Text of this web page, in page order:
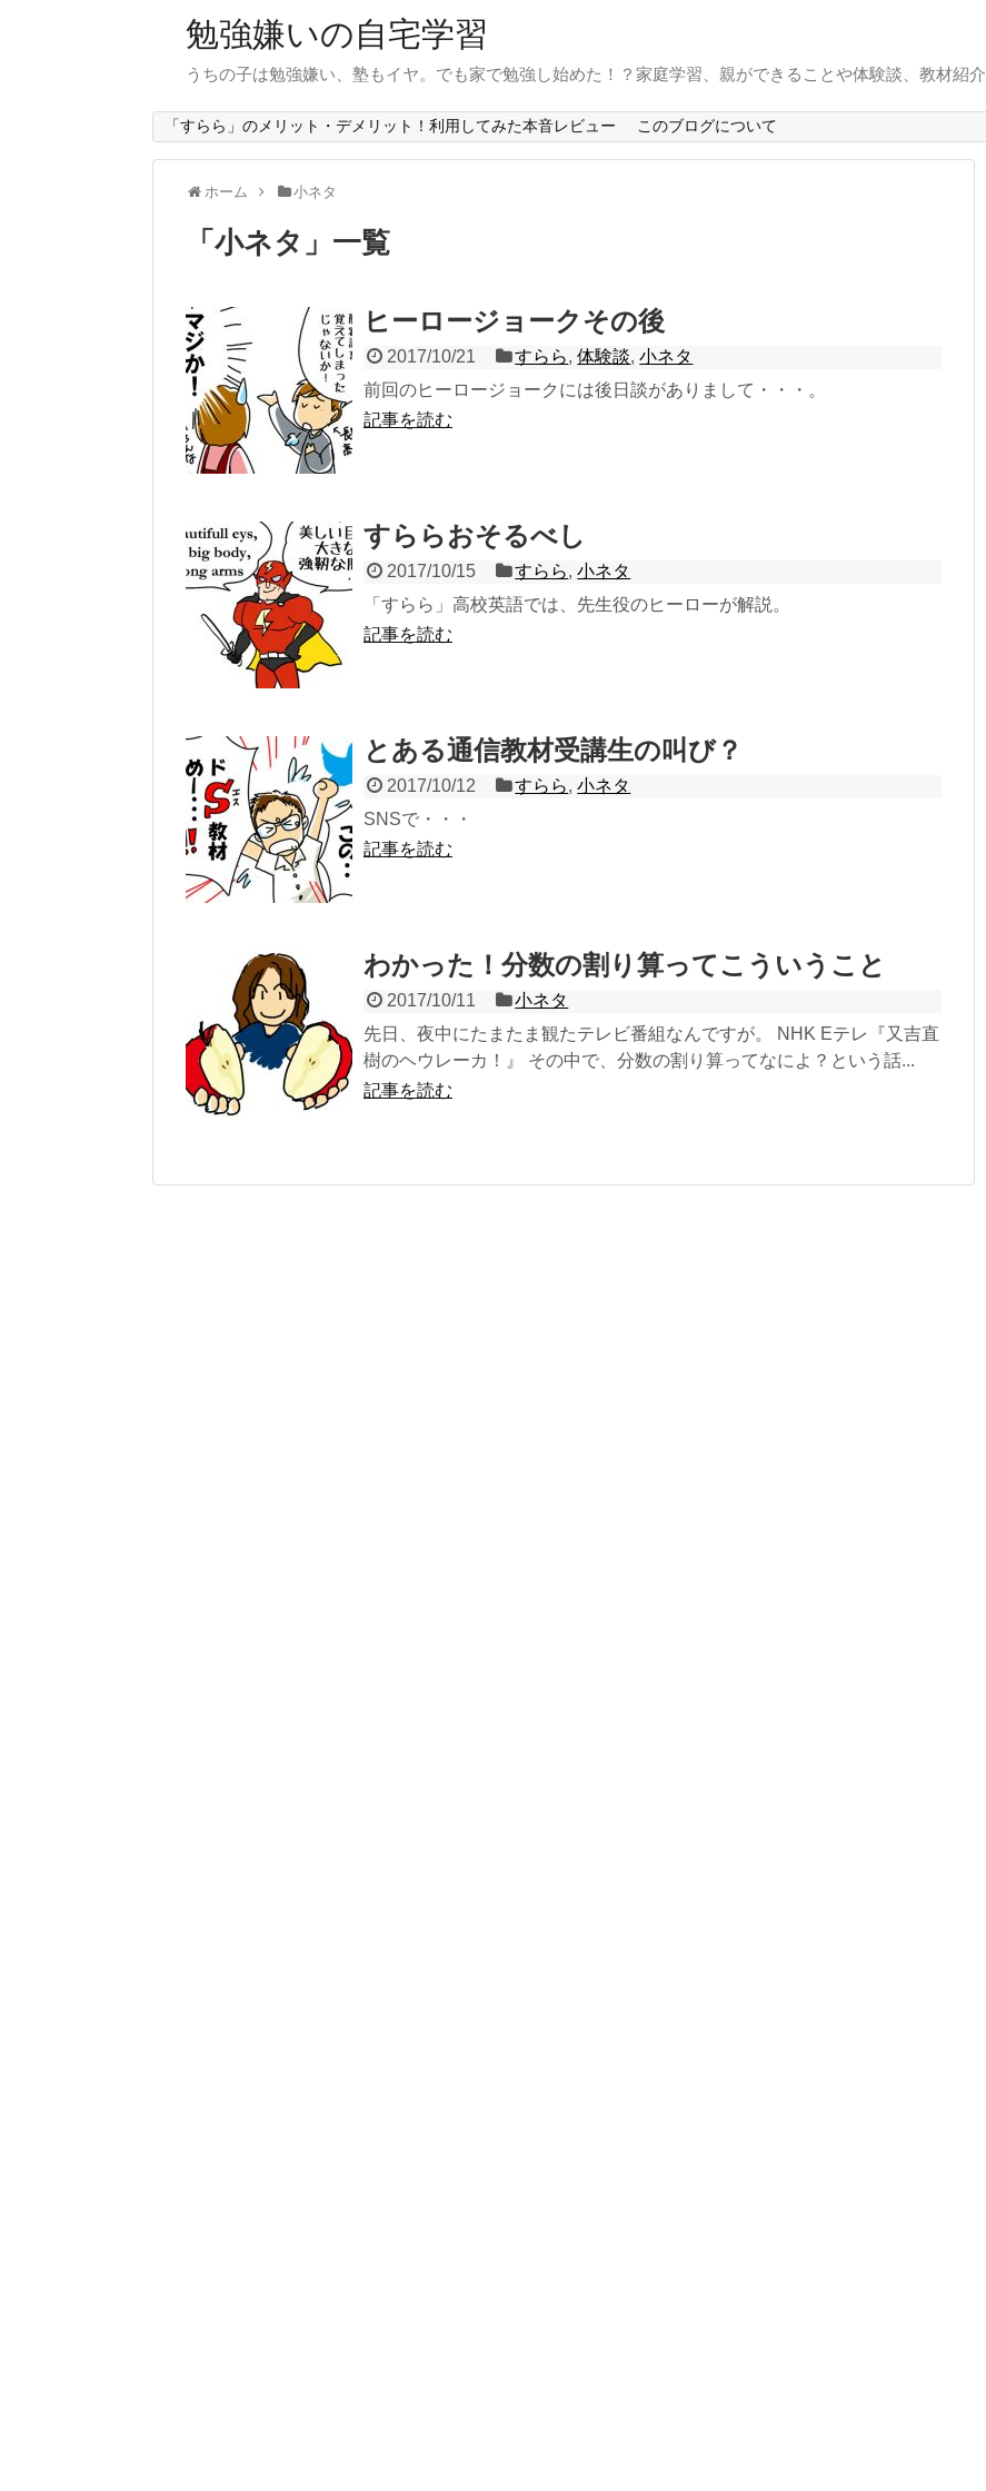
勉強嫌いの自宅学習
うちの子は勉強嫌い、塾もイヤ。でも家で勉強し始めた！？家庭学習、親ができることや体験談、教材紹介
「すらら」のメリット・デメリット！利用してみた本音レビュー このブログについて
ホーム 小ネタ
「 小ネタ 」 一覧
ヒーロージョークその後
2017/10/21 すらら,体験談,小ネタ
前回のヒーロージョークには後日談がありまして・・・。
記事を読む
すららおそるべし
2017/10/15 すらら,小ネタ
「すらら」高校英語では、先生役のヒーローが解説。
記事を読む
とある通信教材受講生の叫び？
2017/10/12 すらら,小ネタ
SNSで・・・
記事を読む
わかった！分数の割り算ってこういうこと
2017/10/11
小ネタ
先日、夜中にたまたま観たテレビ番組なんですが。 NHK Eテレ『又吉直
樹のヘウレーカ！』 その中で、分数の割り算ってなによ？という話...
記事を読む